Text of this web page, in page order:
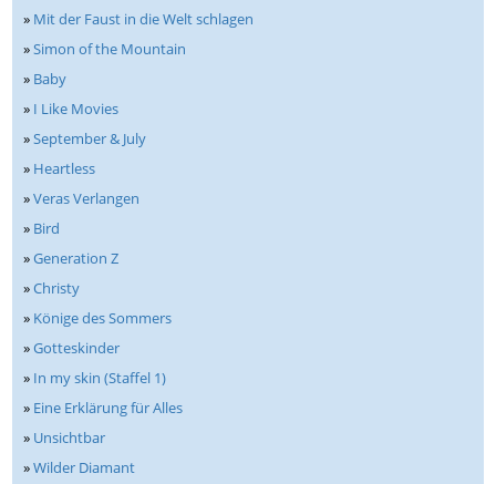
» Mit der Faust in die Welt schlagen
»Simon of the Mountain
» Baby
» I Like Movies
»September & July
» Heartless
»Veras Verlangen
» Bird
»Generation Z
»Christy
» Könige des Sommers
»Gotteskinder
» In my skin (Staffel 1)
» Eine Erklärung für Alles
» Unsichtbar
»Wilder Diamant